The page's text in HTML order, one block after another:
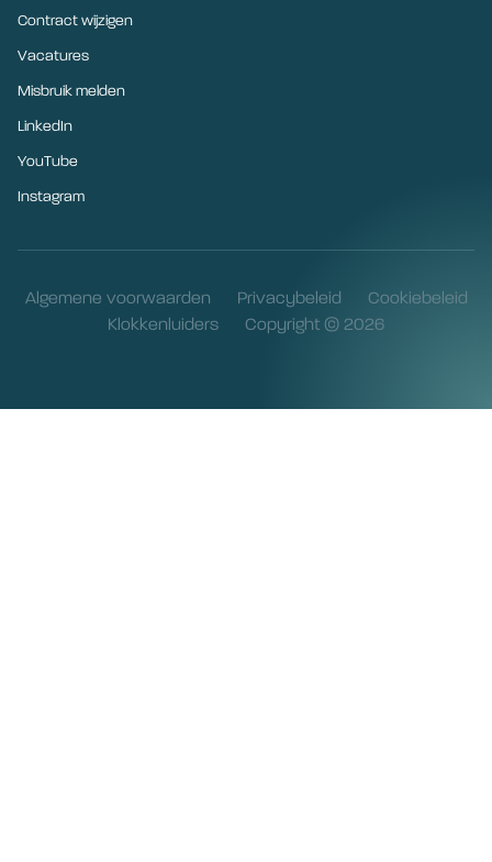
Contract wijzigen
Vacatures
Misbruik melden
LinkedIn
YouTube
Instagram
Algemene voorwaarden Privacybeleid
Cookiebeleid
Klokkenluiders
Copyright © 2026